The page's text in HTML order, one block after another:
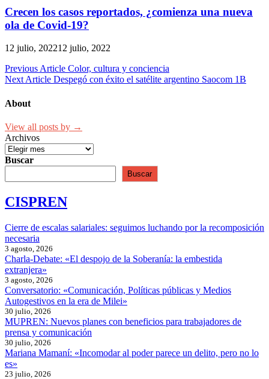
Crecen los casos reportados, ¿comienza una nueva
ola de Covid-19?
12 julio, 202212 julio, 2022
Navegación
de
entradas
Previous Article Color, cultura y conciencia
Next Article Despegó con éxito el satélite argentino Saocom 1B
About
View all posts by →
Archivos
Buscar
Buscar
CISPREN
Cierre de escalas salariales: seguimos luchando por la recomposición
necesaria
3 agosto, 2026
Charla-Debate: «El despojo de la Soberanía: la embestida
extranjera»
3 agosto, 2026
Conversatorio: «Comunicación, Políticas públicas y Medios
Autogestivos en la era de Milei»
30 julio, 2026
MUPREN: Nuevos planes con beneficios para trabajadores de
prensa y comunicación
30 julio, 2026
Mariana Mamaní: «Incomodar al poder parece un delito, pero no lo
es»
23 julio, 2026